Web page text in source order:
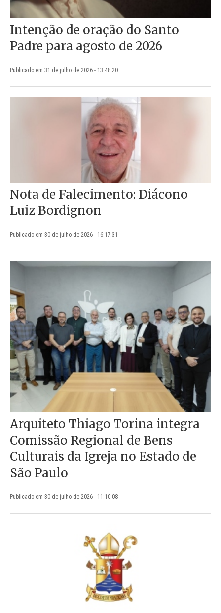
Intenção de oração do Santo
Padre para agosto de 2026
Publicado em 31 de julho de 2026 - 13:48:20
Nota de Falecimento: Diácono
Luiz Bordignon
Publicado em 30 de julho de 2026 - 16:17:31
Arquiteto Thiago Torina integra
Comissão Regional de Bens
Culturais da Igreja no Estado de
São Paulo
Publicado em 30 de julho de 2026 - 11:10:08